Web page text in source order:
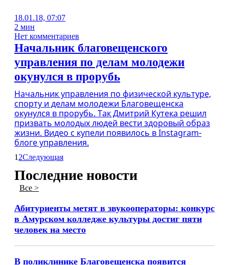
18.01.18, 07:07
2 мин
Нет комментариев
Начальник благовещенского
управления по делам молодежи
окунулся в прорубь
Начальник управления по физической культуре,
спорту и делам молодежи Благовещенска
окунулся в прорубь. Так Дмитрий Кутека решил
призвать молодых людей вести здоровый образ
жизни. Видео с купели появилось в Instagram-
блоге управления.
1 2Следующая
Последние новости
Все >
Абитуриенты метят в звукооператоры: конкурс
в Амурском колледже культуры достиг пяти
человек на место
В поликлинике Благовещенска появится